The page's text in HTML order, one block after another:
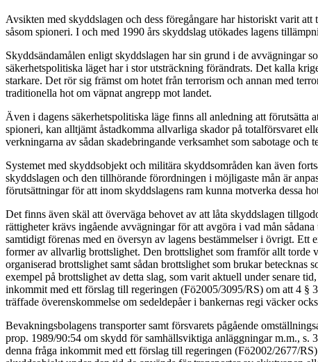
Avsikten med skyddslagen och dess föregångare har historiskt varit
såsom spioneri. I och med 1990 års skyddslag utökades lagens
Skyddsändamålen enligt skyddslagen har sin grund i de avvägningar
säkerhetspolitiska läget har i stor utsträckning förändrats. Det kalla
starkare. Det rör sig främst om hotet från terrorism och annan med
traditionella hot om väpnat angrepp mot landet.
Även i dagens säkerhetspolitiska läge finns all anledning att förutsätta
spioneri, kan alltjämt åstadkomma allvarliga skador på totalförsvaret
verkningarna av sådan skadebringande verksamhet som sabotage och
Systemet med skyddsobjekt och militära skyddsområden kan även
skyddslagen och den tillhörande förordningen i möjligaste mån är
förutsättningar för att inom skyddslagens ram kunna motverka dessa
Det finns även skäl att överväga behovet av att låta skyddslagen
rättigheter krävs ingående avvägningar för att avgöra i vad mån
samtidigt förenas med en översyn av lagens bestämmelser i övrigt.
former av allvarlig brottslighet. Den brottslighet som framför allt torde
organiserad brottslighet samt sådan brottslighet som brukar betecknas
exempel på brottslighet av detta slag, som varit aktuell under senare
inkommit med ett förslag till regeringen (Fö2005/3095/RS) om att 4 §
träffade överenskommelse om sedeldepåer i bankernas regi väcker
Bevakningsbolagens transporter samt försvarets pågående
prop. 1989/90:54 om skydd för samhällsviktiga anläggningar m.m., s.
denna fråga inkommit med ett förslag till regeringen (Fö2002/2677/